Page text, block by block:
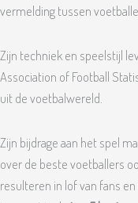
vermelding tussen
Zijn techniek en speelstijl
Association of Football
uit de voetbalwereld.
Zijn bijdrage aan het spel
over de beste voetballers
resulteren in lof van fans